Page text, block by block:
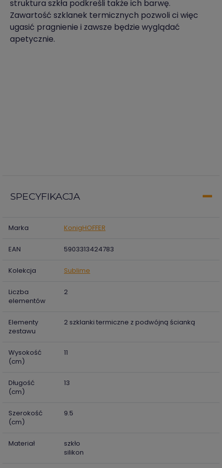
struktura szkła podkreśli także ich barwę.
Zawartość szklanek termicznych pozwoli ci więc
ugasić pragnienie i zawsze będzie wyglądać
apetycznie.
SPECYFIKACJA
Marka KonigHOFFER
EAN 5903313424783
Kolekcja Sublime
Liczba
elementów
2
Elementy
zestawu
2 szklanki termiczne z podwójną ścianką
Wysokość
(cm)
11
Długość
(cm)
13
Szerokość
(cm)
9.5
Materiał
szkło
silikon